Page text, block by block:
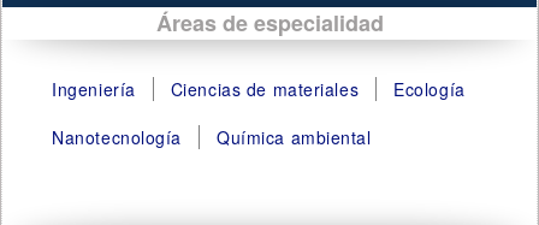
Áreas de especialidad
Ingeniería Ciencias de materiales
Ecología
Nanotecnología
Química ambiental